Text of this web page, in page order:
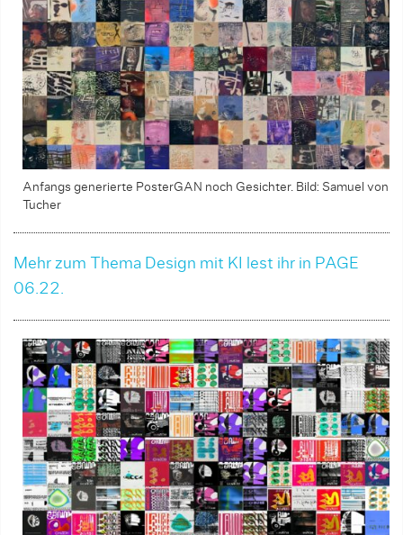
Anfangs generierte PosterGAN noch Gesichter. Bild: Samuel von
Tucher
Mehr zum Thema Design mit KI lest ihr in PAGE
06.22.